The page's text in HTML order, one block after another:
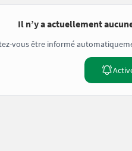
Il n’y a actuellement
vous être informé